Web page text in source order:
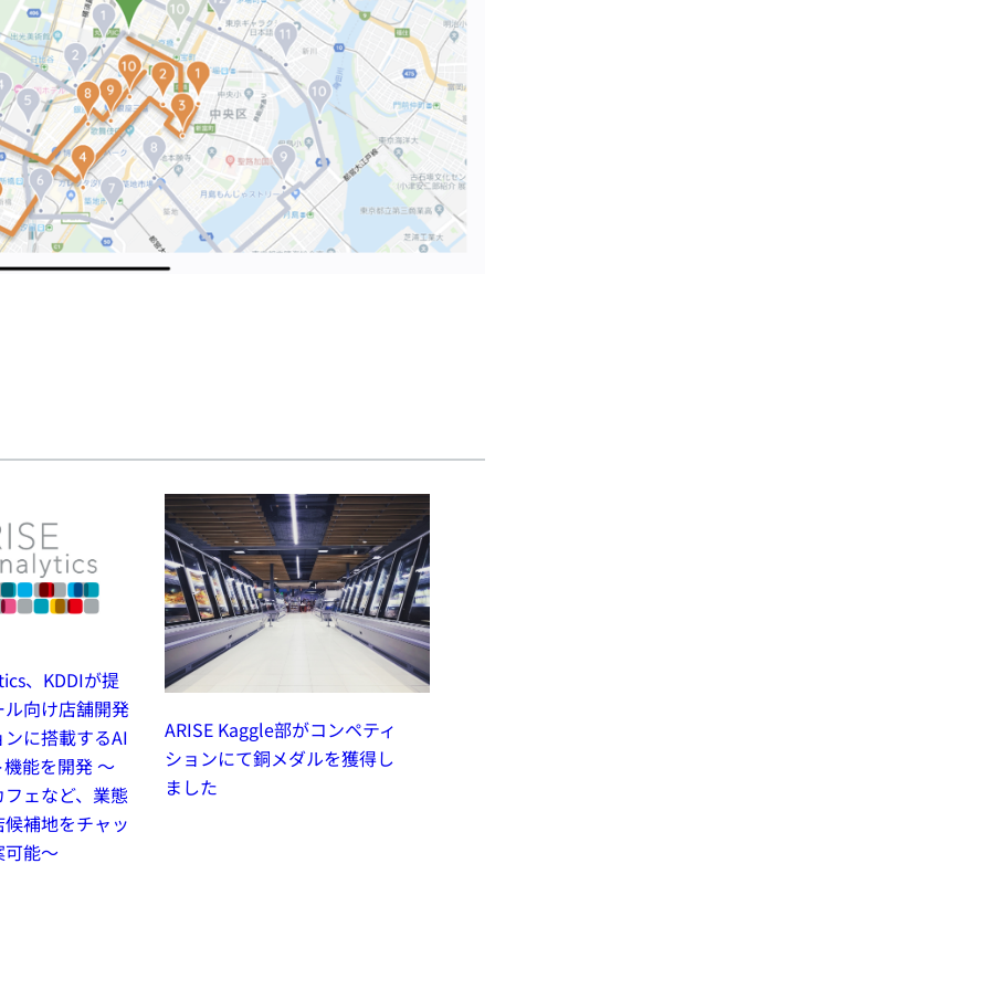
、KDDIが提
向け店舗開発
に搭載するAI
能を開発 ～
ェなど、業態
補地をチャッ
能～
ARISE Kaggle部がコンペティ
ションにて銅メダルを獲得し
ました